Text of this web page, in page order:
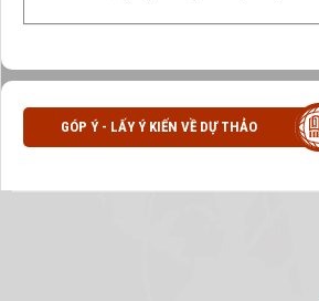
GÓP Ý - LẤY Ý KIẾN VỀ DỰ THẢO